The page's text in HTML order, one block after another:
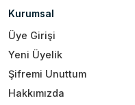
Kurumsal
Üye Girişi
Yeni Üyelik
Şifremi Unuttum
Hakkımızda